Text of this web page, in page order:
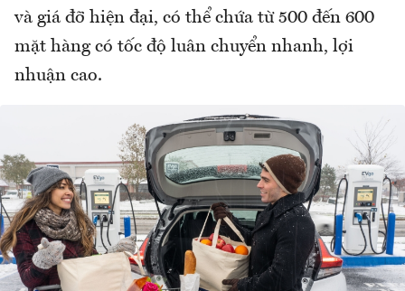
và giá đỡ hiện đại, có thể chứa từ 500 đến 600
mặt hàng có tốc độ luân chuyển nhanh, lợi
nhuận cao.